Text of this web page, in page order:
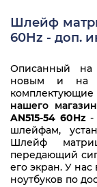
Шлейф
60Hz - доп.
Описанный на
новым и на
комплектующие
нашего
AN515-54 60Hz-
шлейфам,
Шлейф
передающий
его экран. У
ноутбуков по